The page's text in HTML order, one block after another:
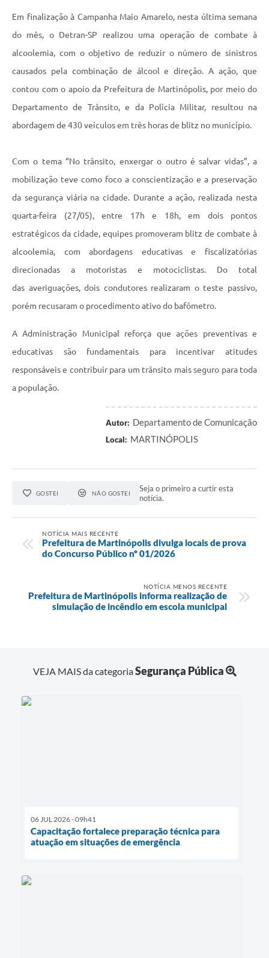
Parceria Entidades 3º Setor
Gravações das Licitações
Pesquisa de Satisfação
Audiências Públicas
Carta de Serviços
Galeria de Vídeos
Em finalização à Campanha Maio Amarelo, nesta última semana
do mês, o Detran-SP realizou uma operação de combate à
alcoolemia, com o objetivo de reduzir o número de sinistros
causados pela combinação de álcool e direção. A ação, que
contou com o apoio da Prefeitura de Martinópolis, por meio do
Departamento de Trânsito, e da Polícia Militar, resultou na
abordagem de 430 veículos em três horas de blitz no município.
Com o tema “No trânsito, enxergar o outro é salvar vidas”, a
mobilização teve como foco a conscientização e a preservação
da segurança viária na cidade. Durante a ação, realizada nesta
quarta-feira (27/05), entre 17h e 18h, em dois pontos
estratégicos da cidade, equipes promoveram blitz de combate à
alcoolemia, com abordagens educativas e fiscalizatórias
direcionadas a motoristas e motociclistas. Do total
das averiguações, dois condutores realizaram o teste passivo,
porém recusaram o procedimento ativo do bafômetro.
A Administração Municipal reforça que ações preventivas e
educativas são fundamentais para incentivar atitudes
responsáveis e contribuir para um trânsito mais seguro para toda
a população.
Autor: Departamento de Comunicação
Local: MARTINÓPOLIS
GOSTEI NÃO GOSTEI
Seja o primeiro a curtir esta
notícia.
NOTÍCIA MAIS RECENTE
Prefeitura de Martinópolis divulga locais de prova
do Concurso Público nº 01/2026
NOTÍCIA MENOS RECENTE
Prefeitura de Martinópolis informa realização de
simulação de incêndio em escola municipal
VEJA MAIS da categoriaSegurança Pública
06 JUL 2026 - 09h41
Capacitação fortalece preparação técnica para
atuação em situações de emergência